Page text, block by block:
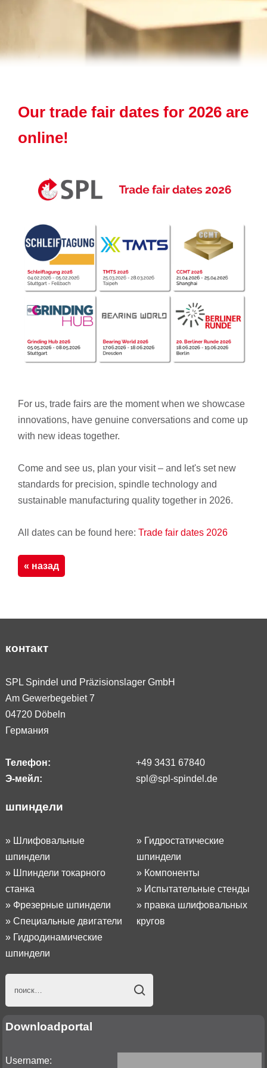
Our trade fair dates for 2026 are
online!
For us, trade fairs are the moment when we showcase
innovations, have genuine conversations and come up
with new ideas together.
Come and see us, plan your visit – and let's set new
standards for precision, spindle technology and
sustainable manufacturing quality together in 2026.
All dates can be found here: Trade fair dates 2026
« назад
контакт
SPL Spindel und Präzisionslager GmbH
Am Gewerbegebiet 7
04720 Döbeln
Германия
Телефон:
+49 3431 67840
Э-мейл:
spl@spl-spindel.de
шпиндели
» Шлифовальные
шпиндели
» Шпиндели токарного
станка
» Фрезерные шпиндели
» Специальные двигатели
» Гидродинамические
шпиндели
» Гидростатические
шпиндели
» Компоненты
» Испытательные стенды
» правка шлифовальных
кругов
Downloadportal
Username: